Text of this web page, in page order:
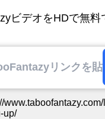
Myfans
ビデオをHDで無料
up/